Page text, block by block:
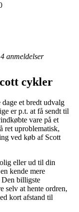
4 anmeldelser
cykler
et bredt udvalg
er p.t. at få sendt til
vare på et
ret uproblematisk,
ved køb af Scott
eller ud til din
kende mere
Den billigste
at hente ordren,
kort afstand til